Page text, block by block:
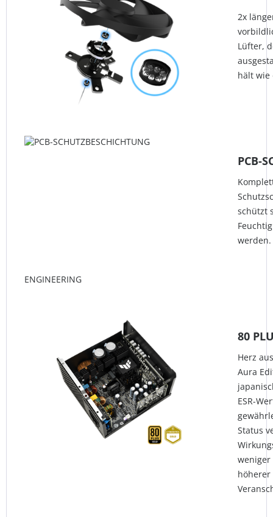
2x
Lüfter,
hält wie
PCB-
schützt
werden.
ENGINEERING
80
Herz
Aura
ESR-
Status
weniger
höherer